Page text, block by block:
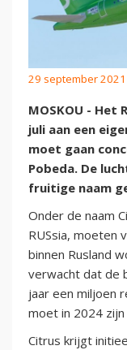
29 september
MOSKOU - Het
juli aan een
moet gaan
Pobeda. De
fruitige naam
Onder de naam
RUSsia, moeten
binnen Rusland
verwacht dat de
jaar een miljoen
moet in 2024
Citrus krijgt